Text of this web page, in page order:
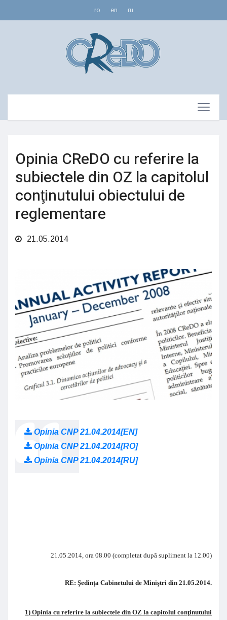
ro en ru
Opinia CReDO cu referire la
subiectele din OZ la capitolul
conţinutului obiectului de
reglementare
21.05.2014
Opinia CNP 21.04.2014[EN]
Opinia CNP 21.04.2014[RO]
Opinia CNP 21.04.2014[RU]
21.05.2014, ora 08.00 (completat după supliment la 12.00)
RE: Şedinţa Cabinetului de Miniştri din 21.05.2014.
1) Opinia cu referire la subiectele din OZ la capitolul conţinutului